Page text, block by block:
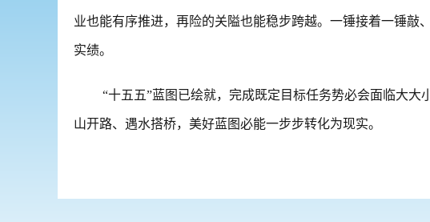
业也能有序推进，再险的关隘也能稳步跨越。一锤接着一锤
实绩。
“十五五”蓝图已绘就，完成既定目标任务势必会面临大
山开路、遇水搭桥，美好蓝图必能一步步转化为现实。